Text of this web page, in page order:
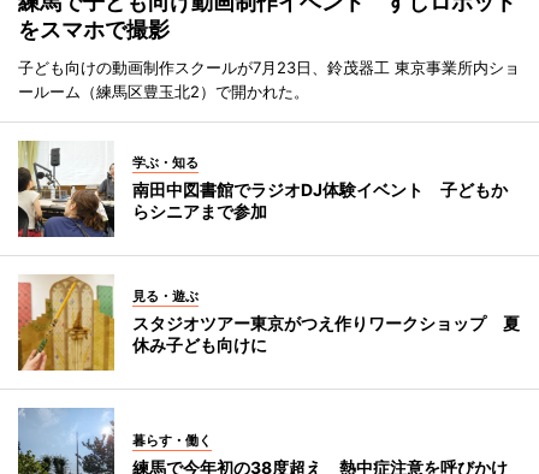
をスマホで撮影
子ども向けの動画制作スクールが7月23日、鈴茂器工 東京事業所内ショ
ールーム（練馬区豊玉北2）で開かれた。
学ぶ・知る
南田中図書館でラジオDJ体験イベント 子どもか
らシニアまで参加
見る・遊ぶ
スタジオツアー東京がつえ作りワークショップ 夏
休み子ども向けに
暮らす・働く
練馬で今年初の38度超え 熱中症注意を呼びかけ